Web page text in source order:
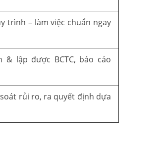
trình – làm việc chuẩn ngay
lập được BCTC, báo cáo
rủi ro, ra quyết định dựa